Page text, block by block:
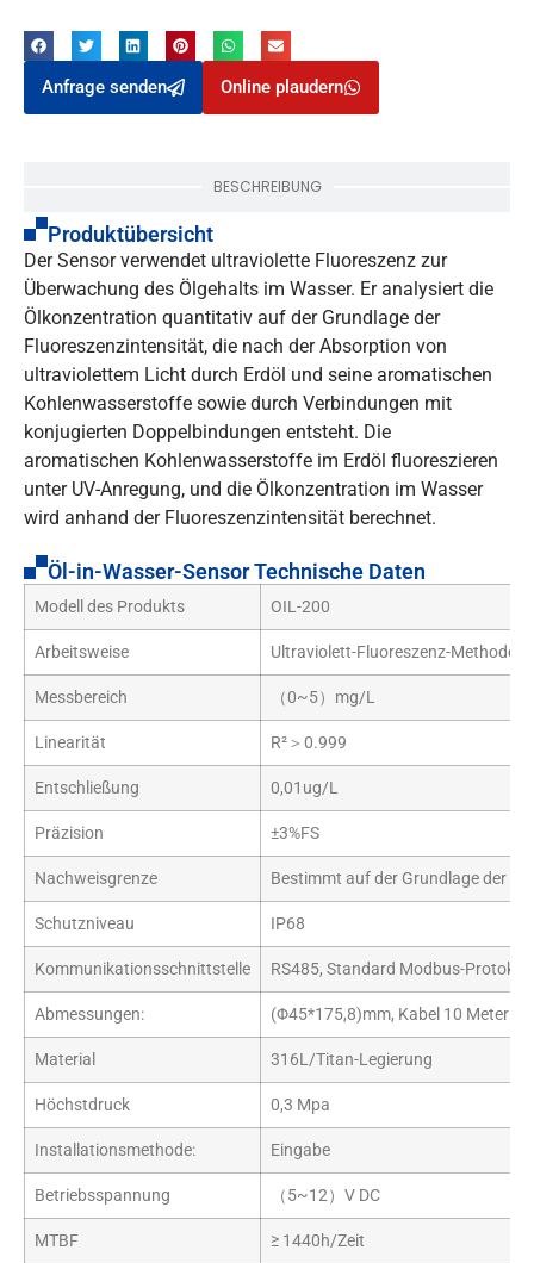
Anfrage senden Online plaudern
BESCHREIBUNG
Produktübersicht
Der Sensor verwendet ultraviolette Fluoreszenz zur
Überwachung des Ölgehalts im Wasser. Er analysiert die
Ölkonzentration quantitativ auf der Grundlage der
Fluoreszenzintensität, die nach der Absorption von
ultraviolettem Licht durch Erdöl und seine aromatischen
Kohlenwasserstoffe sowie durch Verbindungen mit
konjugierten Doppelbindungen entsteht. Die
aromatischen Kohlenwasserstoffe im Erdöl fluoreszieren
unter UV-Anregung, und die Ölkonzentration im Wasser
wird anhand der Fluoreszenzintensität berechnet.
Öl-in-Wasser-Sensor Technische Daten
Modell des Produkts OIL-200
Arbeitsweise Ultraviolett-Fluoreszenz-Methode
Messbereich （0~5）mg/L
Linearität R²＞0.999
Entschließung 0,01ug/L
Präzision ±3%FS
Nachweisgrenze Bestimmt auf der Grundlage der
Schutzniveau IP68
Kommunikationsschnittstelle RS485, Standard Modbus-Protokoll
Abmessungen: (Φ45*175,8)mm, Kabel 10 Meter
Material 316L/Titan-Legierung
Höchstdruck 0,3 Mpa
Installationsmethode: Eingabe
Betriebsspannung （5~12）V DC
MTBF ≥ 1440h/Zeit